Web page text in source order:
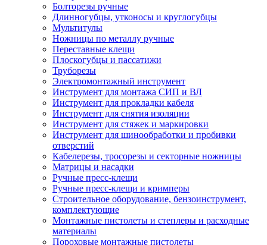
Болторезы ручные
Длинногубцы, утконосы и круглогубцы
Мультитулы
Ножницы по металлу ручные
Переставные клещи
Плоскогубцы и пассатижи
Труборезы
Электромонтажный инструмент
Инструмент для монтажа СИП и ВЛ
Инструмент для прокладки кабеля
Инструмент для снятия изоляции
Инструмент для стяжек и маркировки
Инструмент для шинообработки и пробивки
отверстий
Кабелерезы, тросорезы и секторные ножницы
Матрицы и насадки
Ручные пресс-клещи
Ручные пресс-клещи и кримперы
Строительное оборудование, бензоинструмент,
комплектующие
Монтажные пистолеты и степлеры и расходные
материалы
Пороховые монтажные пистолеты